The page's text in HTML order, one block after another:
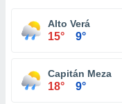
Alto Verá
15° 9°
Capitán Meza
18° 9°